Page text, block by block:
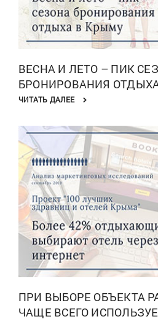
ВЕСНА И ЛЕТО – ПИК
БРОНИРОВАНИЯ
ЧИТАТЬ ДАЛЕЕ
ПРИ ВЫБОРЕ ОБЪЕКТА
ЧАЩЕ ВСЕГО